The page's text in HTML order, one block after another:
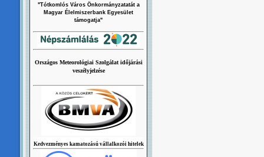
"Tótkomlós Város Önkormányzatatát a
Magyar Élelmiszerbank Egyesület
támogatja"
Országos Meteorológiai Szolgálat időjárási
veszélyjelzése
Kedvezményes kamatozású vállalkozói hitelek